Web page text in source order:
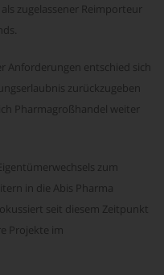
zugelassener Reimporteur
Anforderungen entschied sich
zurückzugeben
Pharmagroßhandel weiter
zum
in die Abis Pharma
seit diesem Zeitpunkt
Projekte im